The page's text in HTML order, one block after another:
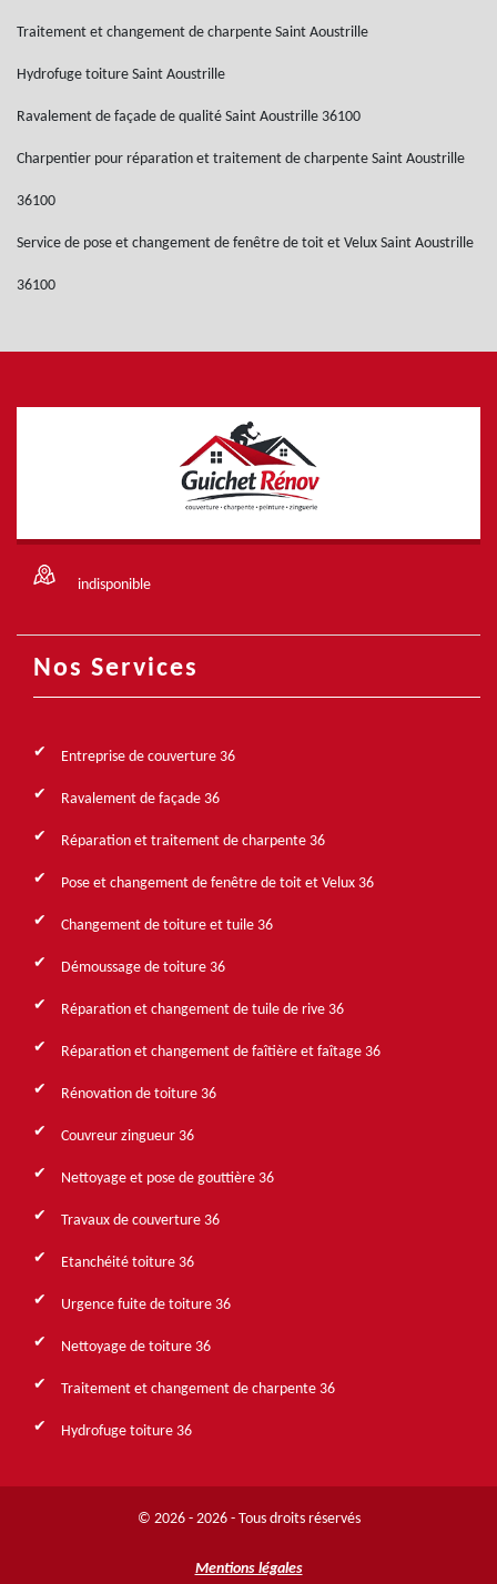
Traitement et changement de charpente Saint Aoustrille
Hydrofuge toiture Saint Aoustrille
Ravalement de façade de qualité Saint Aoustrille 36100
Charpentier pour réparation et traitement de charpente Saint Aoustrille
36100
Service de pose et changement de fenêtre de toit et Velux Saint Aoustrille
36100
indisponible
Nos Services
Entreprise de couverture 36
Ravalement de façade 36
Réparation et traitement de charpente 36
Pose et changement de fenêtre de toit et Velux 36
Changement de toiture et tuile 36
Démoussage de toiture 36
Réparation et changement de tuile de rive 36
Réparation et changement de faîtière et faîtage 36
Rénovation de toiture 36
Couvreur zingueur 36
Nettoyage et pose de gouttière 36
Travaux de couverture 36
Etanchéité toiture 36
Urgence fuite de toiture 36
Nettoyage de toiture 36
Traitement et changement de charpente 36
Hydrofuge toiture 36
© 2026 - 2026 - Tous droits réservés
Mentions légales